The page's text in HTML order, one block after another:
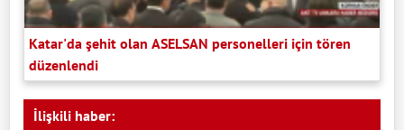
Katar'da şehit olan ASELSAN personelleri için tören
düzenlendi
İlişkili haber: